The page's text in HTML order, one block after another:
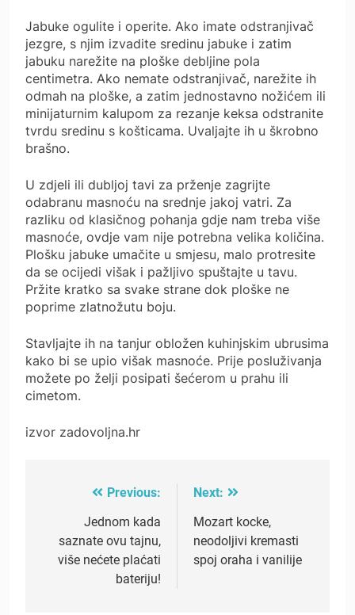
Jabuke ogulite i operite. Ako imate odstranjivač
jezgre, s njim izvadite sredinu jabuke i zatim
jabuku narežite na ploške debljine pola
centimetra. Ako nemate odstranjivač, narežite ih
odmah na ploške, a zatim jednostavno nožićem ili
minijaturnim kalupom za rezanje keksa odstranite
tvrdu sredinu s košticama. Uvaljajte ih u škrobno
brašno.
U zdjeli ili dubljoj tavi za prženje zagrijte
odabranu masnoću na srednje jakoj vatri. Za
razliku od klasičnog pohanja gdje nam treba više
masnoće, ovdje vam nije potrebna velika količina.
Plošku jabuke umačite u smjesu, malo protresite
da se ocijedi višak i pažljivo spuštajte u tavu.
Pržite kratko sa svake strane dok ploške ne
poprime zlatnožutu boju.
Stavljajte ih na tanjur obložen kuhinjskim ubrusima
kako bi se upio višak masnoće. Prije posluživanja
možete po želji posipati šećerom u prahu ili
cimetom.
izvor zadovoljna.hr
navigation
Previous:
Jednom kada
saznate ovu tajnu,
više nećete plaćati
bateriju!
Next:
Mozart kocke,
neodoljivi kremasti
spoj oraha i vanilije